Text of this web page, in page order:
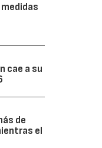
cae a su
de
el